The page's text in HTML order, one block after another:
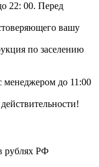
22: 00. Перед
вашу
по заселению
до 11:00
рублях РФ